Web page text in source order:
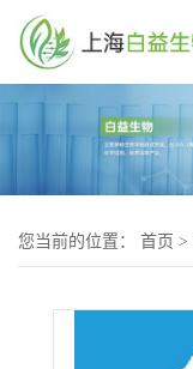
您当前的位置： 首页 >